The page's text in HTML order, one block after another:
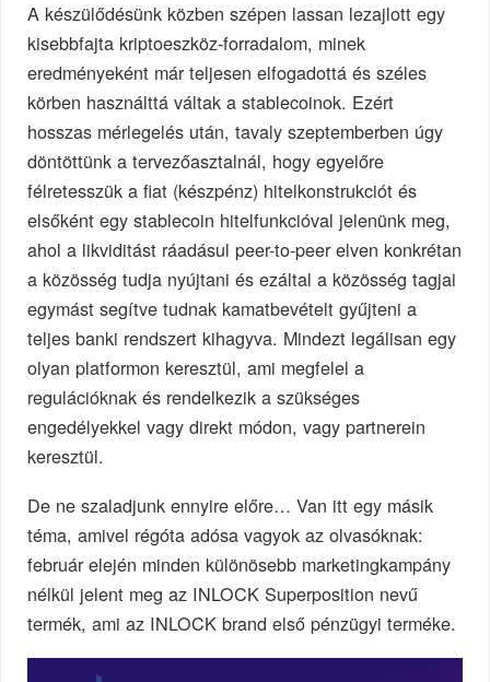
A készülődésünk közben szépen lassan lezajlott egy
kisebbfajta kriptoeszköz-forradalom, minek
eredményeként már teljesen elfogadottá és széles
körben használttá váltak a stablecoinok. Ezért
hosszas mérlegelés után, tavaly szeptemberben úgy
döntöttünk a tervezőasztalnál, hogy egyelőre
félretesszük a fiat (készpénz) hitelkonstrukciót és
elsőként egy stablecoin hitelfunkcióval jelenünk meg,
ahol a likviditást ráadásul peer-to-peer elven konkrétan
a közösség tudja nyújtani és ezáltal a közösség tagjai
egymást segítve tudnak kamatbevételt gyűjteni a
teljes banki rendszert kihagyva. Mindezt legálisan egy
olyan platformon keresztül, ami megfelel a
regulációknak és rendelkezik a szükséges
engedélyekkel vagy direkt módon, vagy partnerein
keresztül.
De ne szaladjunk ennyire előre… Van itt egy másik
téma, amivel régóta adósa vagyok az olvasóknak:
február elején minden különösebb marketingkampány
nélkül jelent meg az INLOCK Superposition nevű
termék, ami az INLOCK brand első pénzügyi terméke.